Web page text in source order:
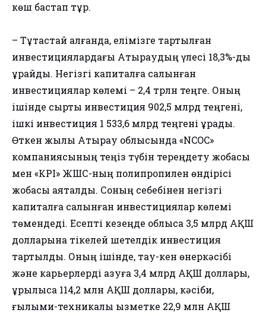
көш бастап тұр.
– Тұтастай алғанда, елімізге тартылған
инвестициялардағы Атыраудың үлесі 18,3%-ды
құрайды. Негізгі капиталға салынған
инвестициялар көлемі – 2,4 трлн теңге. Оның
ішінде сыртқы инвестиция 902,5 млрд теңгені,
ішкі инвестиция 1 533,6 млрд теңгені құрады.
Өткен жылы Атырау облысында «NCOC»
компаниясының теңіз түбін тереңдету жобасы
мен «КРІ» ЖШС-ның полипропилен өндірісі
жобасы аяқталды. Соның себебінен негізгі
капиталға салынған инвестициялар көлемі
төмендеді. Есепті кезеңде облысқа 3,5 млрд АҚШ
долларына тікелей шетелдік инвестиция
тартылды. Оның ішінде, тау-кен өнеркәсібі
және карьерлерді қазуға 3,4 млрд АҚШ доллары,
құрылысқа 114,2 млн АҚШ доллары, кәсіби,
ғылыми-техникалық қызметке 22,9 млн АҚШ